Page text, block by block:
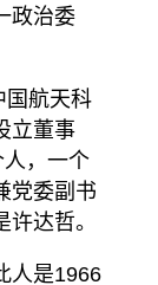
政治委
国航天科
立董事
人，一个
党委副书
达哲。
人是1966